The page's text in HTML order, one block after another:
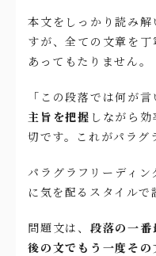
本文をしっかり読み
すが、全ての文章を
あってもたりません。
「この段落では何が
主旨を把握 しながら
切です。これがパラグ
パラグラフリーディ
に気を配るスタイルで
問題文は、 段落の一
後の文でもう一度そ